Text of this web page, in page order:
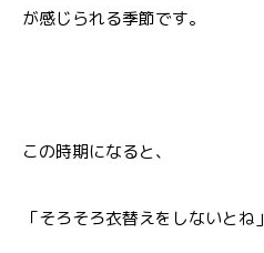
が感じられる季節です。
この時期になると、
「そろそろ衣替えをしないとね」